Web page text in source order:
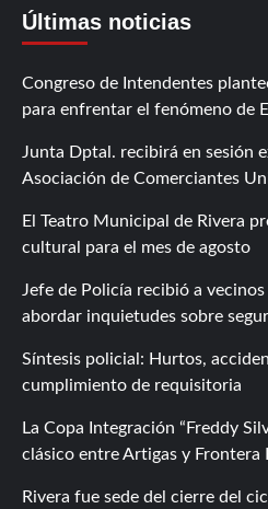
Últimas noticias
Congreso de Intendentes
para enfrentar el fenómeno de
Junta Dptal. recibirá en sesión
Asociación de Comerciantes
El Teatro Municipal de Rivera
cultural para el mes de agosto
Jefe de Policía recibió a vecinos
abordar inquietudes sobre
Síntesis policial: Hurtos,
cumplimiento de requisitoria
La Copa Integración “Freddy
clásico entre Artigas y Frontera
Rivera fue sede del cierre del